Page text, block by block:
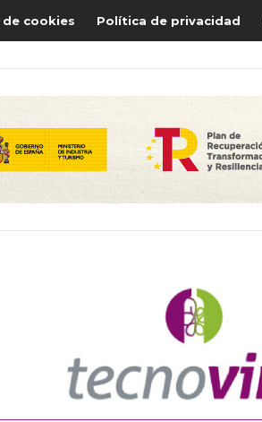
cookies Política de privacidad